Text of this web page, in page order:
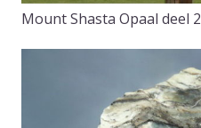
Mount Shasta Opaal deel 2